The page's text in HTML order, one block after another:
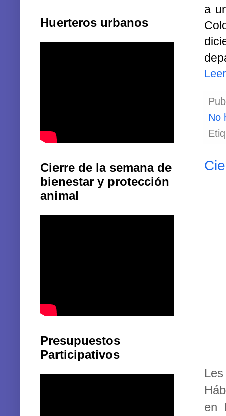
a
No
en
Huerteros urbanos
Cierre de la semana de
bienestar y protección
animal
Presupuestos
Participativos